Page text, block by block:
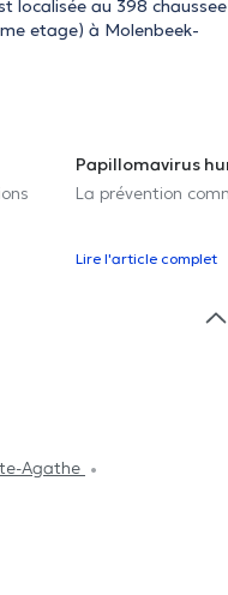
localisée au 398 chaussee
etage) à Molenbeek-
Papillomavirus
La prévention
Lire l'article complet
Agathe